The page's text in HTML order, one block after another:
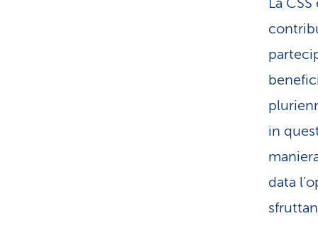
in
data